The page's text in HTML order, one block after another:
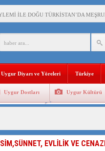
İLE DOĞU TÜRKİSTAN’DA
YAŞAYAN UYGURLARA KARŞI ÇİN
BAŞKANI AĞIRALİOĞLU : ÇİN’İN
UYGULAMALARI SİSTEMATİK
: ÇİN İŞGALİNDEKİ DOĞU
ÖVEN DİYANET AKADEMİSİ
Uygur Diyarı ve Yöreleri Türkiye
Uygur Dostları Uygur Kültürü
EVLİLİK VE